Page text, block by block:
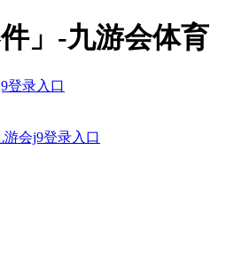
件」-九游会体育
登录入口
游会j9登录入口